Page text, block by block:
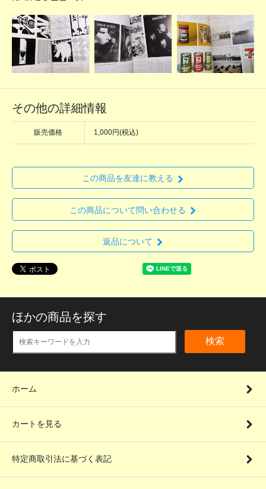
その他の詳細情報
販売価格 1,000円(税込)
この商品を友達に教える
この商品について問い合わせる
返品について
ほかの商品を探す
検索
ホーム
カートを見る
特定商取引法に基づく表記